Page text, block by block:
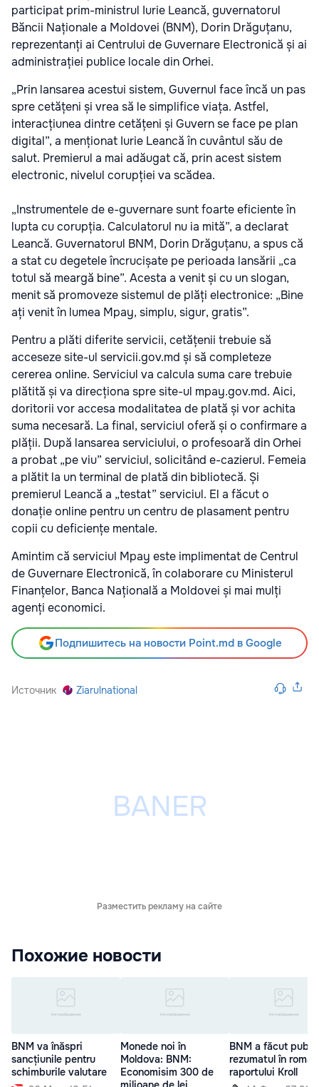
participat prim-ministrul Iurie Leancă, guvernatorul
Băncii Naționale a Moldovei (BNM), Dorin Drăguțanu,
reprezentanți ai Centrului de Guvernare Electronică și ai
administrației publice locale din Orhei.
„Prin lansarea acestui sistem, Guvernul face încă un pas
spre cetățeni și vrea să le simplifice viața. Astfel,
interacțiunea dintre cetățeni și Guvern se face pe plan
digital”, a menționat Iurie Leancă în cuvântul său de
salut. Premierul a mai adăugat că, prin acest sistem
electronic, nivelul corupției va scădea.
„Instrumentele de e-guvernare sunt foarte eficiente în
lupta cu corupția. Calculatorul nu ia mită”, a declarat
Leancă. Guvernatorul BNM, Dorin Drăguțanu, a spus că
a stat cu degetele încrucișate pe perioada lansării „ca
totul să meargă bine”. Acesta a venit și cu un slogan,
menit să promoveze sistemul de plăți electronice: „Bine
ați venit în lumea Mpay, simplu, sigur, gratis”.
Pentru a plăti diferite servicii, cetățenii trebuie să
acceseze site-ul servicii.gov.md și să completeze
cererea online. Serviciul va calcula suma care trebuie
plătită și va direcționa spre site-ul mpay.gov.md. Aici,
doritorii vor accesa modalitatea de plată și vor achita
suma necesară. La final, serviciul oferă și o confirmare a
plății. După lansarea serviciului, o profesoară din Orhei
a probat „pe viu” serviciul, solicitând e-cazierul. Femeia
a plătit la un terminal de plată din bibliotecă. Și
premierul Leancă a „testat” serviciul. El a făcut o
donație online pentru un centru de plasament pentru
copii cu deficiențe mentale.
Amintim că serviciul Mpay este implimentat de Centrul
de Guvernare Electronică, în colaborare cu Ministerul
Finanțelor, Banca Națională a Moldovei și mai mulți
agenți economici.
Подпишитесь на новости Point.md в Google
Источник Ziarulnational
Разместить рекламу на сайте
Похожие новости
BNM va înăspri
sancțiunile pentru
schimburile valutare
Monede noi în
Moldova: BNM:
Economisim 300 de
BNM a făcut public
rezumatul în
raportului Kroll